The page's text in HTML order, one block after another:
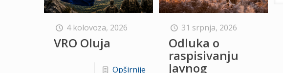
4 kolovoza, 2026
VRO Oluja
Opširnije
31 srpnja, 2026
Odluka o
raspisivanju
Javnog